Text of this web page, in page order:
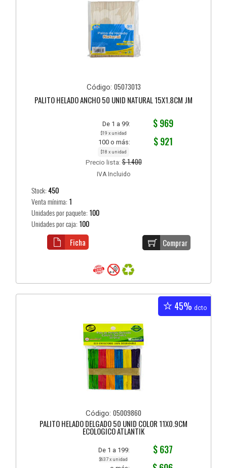
Código: 05073013
PALITO HELADO ANCHO 50 UNID NATURAL 15X1.8CM JM
De 1 a 99: $ 969
$19 x unidad
100 o más: $ 921
$18 x unidad
Precio lista:$ 1.400
IVA Incluido
Stock:450
Venta mínima: 1
Unidades por paquete: 100
Unidades por caja: 100
Comprar
Ficha
45% dcto
Código: 05009860
PALITO HELADO DELGADO 50 UNID COLOR 11X0.9CM
ECOLOGICO ATLANTIK
De 1 a 199: $ 637
$637 x unidad